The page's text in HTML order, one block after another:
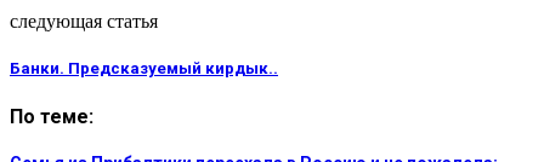
следующая статья
Банки. Предсказуемый кирдык..
По теме: